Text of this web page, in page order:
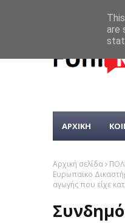
ΑΡΧΙΚΗ
Αρχική σελίδα
Ευρωπαϊκο
αγωγής που είχε
are